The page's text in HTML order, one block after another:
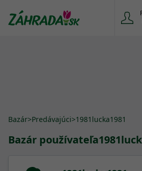
Bazár>Predávajúci>1981lucka1981
Bazár používateľa